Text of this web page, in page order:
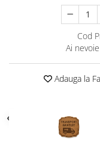
Cod
Ai
Adauga la